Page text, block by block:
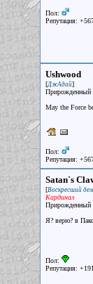
Пол:
Репутация:
Ushwood
[ДжАдай]
Прирожденный
May the Force
Пол:
Репутация:
Satan`s
[Воскресший
Кардинал
Прирожденный
Я? верю? в
Пол:
Репутация: +191